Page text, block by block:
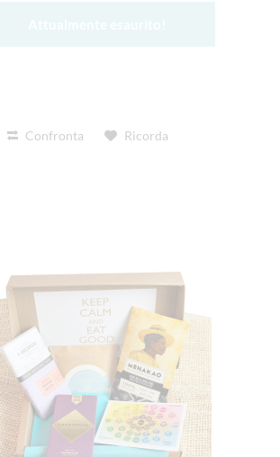
Confronta Ricorda